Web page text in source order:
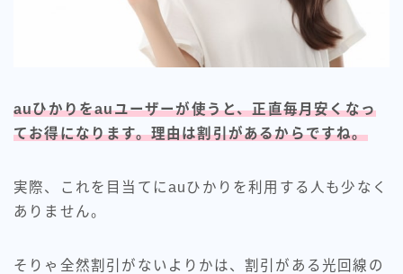
auひかりをauユーザーが使うと、正直毎月安くなっ
てお得になります。理由は割引があるからですね。
実際、これを目当てにauひかりを利用する人も少なく
ありません。
そりゃ全然割引がないよりかは、割引がある光回線の